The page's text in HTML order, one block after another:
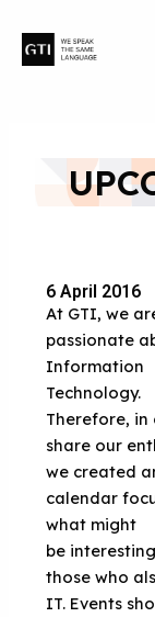
content
6 April 2016
At GTI, we
passionate
Information
Technology.
Therefore,
share our
we created
calendar
what might
be
those who
IT. Events